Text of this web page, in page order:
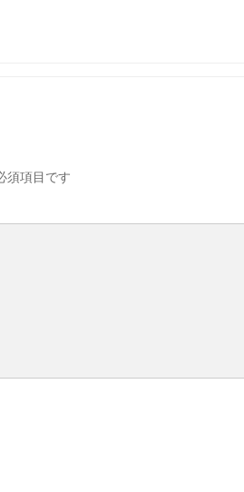
須項目です